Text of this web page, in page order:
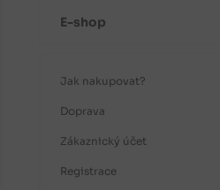
E-shop
Jak nakupovat?
Doprava
Zákaznický účet
Registrace